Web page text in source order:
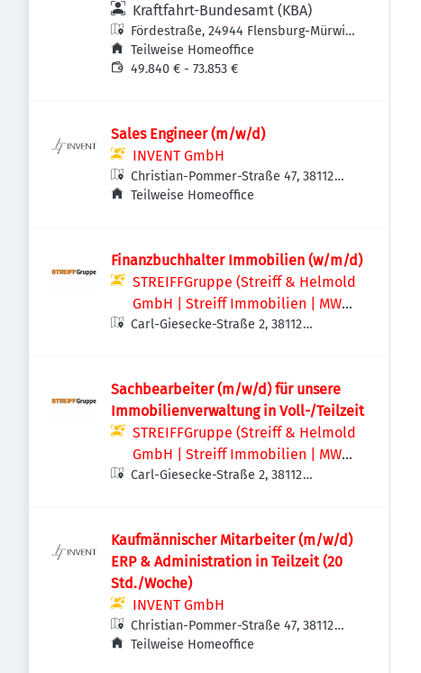
Fachinformatikerinnen /
Fachinformatiker (m/w/d) oder
vergleichbare IT-Ausbildung für den IT-
Leitstand im Rechenzentrum
Kraftfahrt-Bundesamt (KBA)
Fördestraße, 24944 Flensburg-Mürwik,
Deutschland
Teilweise Homeoffice
49.840 € - 73.853 €
Sales Engineer (m/w/d)
INVENT GmbH
Christian-Pommer-Straße 47, 38112
Braunschweig, Deutschland
Teilweise Homeoffice
Finanzbuchhalter Immobilien (w/m/d)
STREIFFGruppe (Streiff & Helmold
GmbH | Streiff Immobilien | MWS -
Mechanische Werkstatt Streiff
Carl-Giesecke-Straße 2, 38112
Sachbearbeiter (m/w/d) für unsere
Immobilienverwaltung in Voll-/Teilzeit
STREIFFGruppe (Streiff & Helmold
GmbH | Streiff Immobilien | MWS -
Mechanische Werkstatt Streiff
Carl-Giesecke-Straße 2, 38112
Kaufmännischer Mitarbeiter (m/w/d)
ERP & Administration in Teilzeit (20
Std./Woche)
INVENT GmbH
Christian-Pommer-Straße 47, 38112
Braunschweig, Deutschland
Teilweise Homeoffice